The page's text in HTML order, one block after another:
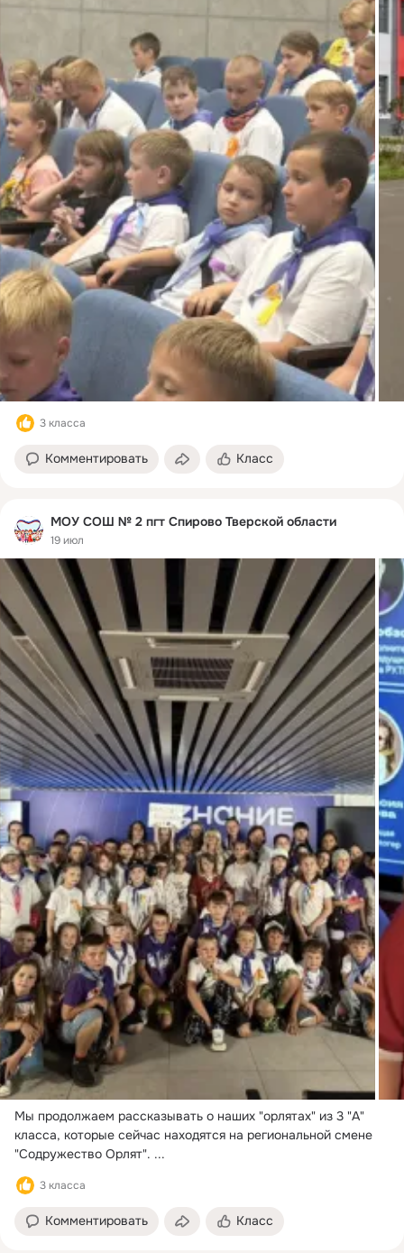
3 класса
Комментировать Класс
МОУ СОШ № 2 пгт Спирово Тверской области
19 июл
Мы продолжаем рассказывать о наших "орлятах" из 3 "А"
класса, которые сейчас находятся на региональной смене
"Содружество Орлят". ...
3 класса
Комментировать Класс